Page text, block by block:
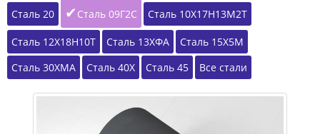
Сталь 20
Сталь 09Г2С Сталь 10Х17Н13М2Т
Сталь 12Х18Н10Т Сталь 13ХФА
Сталь 15Х5М
Сталь 30ХМА
Сталь 40Х Сталь 45 Все стали